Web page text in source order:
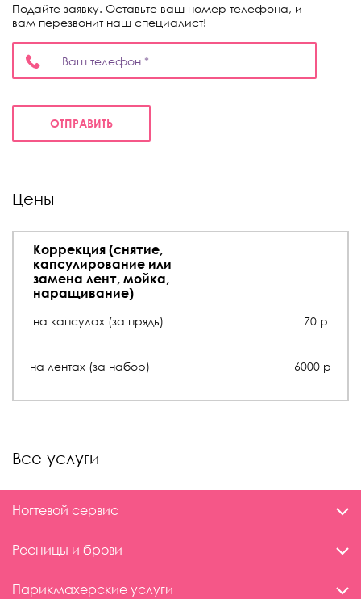
Подайте заявку. Оставьте ваш номер телефона, и
вам перезвонит наш специалист!
ОТПРАВИТЬ
Цены
Коррекция (снятие,
капсулирование или
замена лент, мойка,
наращивание)
на капсулах (за прядь)
70 р
на лентах (за набор) 6000 р
Все услуги
Ногтевой сервис
Ресницы и брови
Парикмахерские услуги